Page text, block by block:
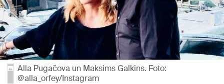
Alla Pugačova un Maksims Galkins. Foto:
@alla_orfey/Instagram